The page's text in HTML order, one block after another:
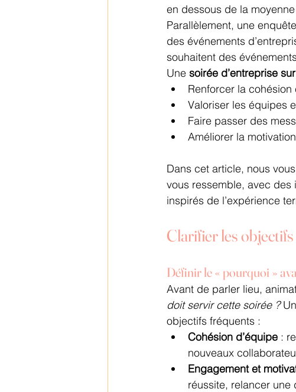
en dessous de la
Parallèlement, une
des événements
souhaitent des
Une soirée d’entreprise
Renforcer la cohésion
Valoriser les équipes
Faire passer des
Améliorer la
Dans cet article, nous
vous ressemble, avec
inspirés de l’expérience
Clarifier les
Définir le « pourquoi »
Avant de parler lieu,
doit servir cette soirée ?
objectifs fréquents :
Cohésion d’équipe :
nouveaux
Engagement et
réussite, relancer une